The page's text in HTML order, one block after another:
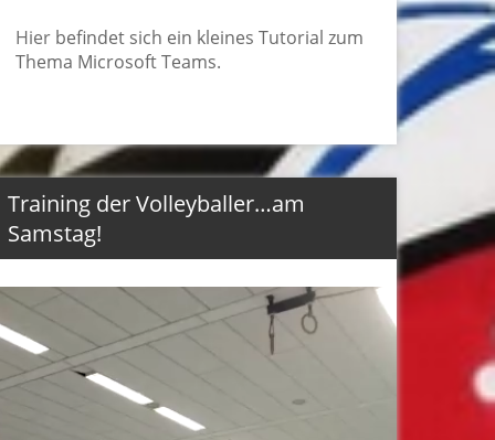
Hierbefindet sich ein kleines Tutorial zum
Thema Microsoft Teams.
Training der Volleyballer…am
Samstag!